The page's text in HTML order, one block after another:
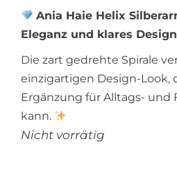
Ania Haie Helix
Eleganz und klares
Die zart gedrehte Spirale
einzigartigen Design-Look,
Ergänzung für Alltags- und
kann.
Nicht vorrätig